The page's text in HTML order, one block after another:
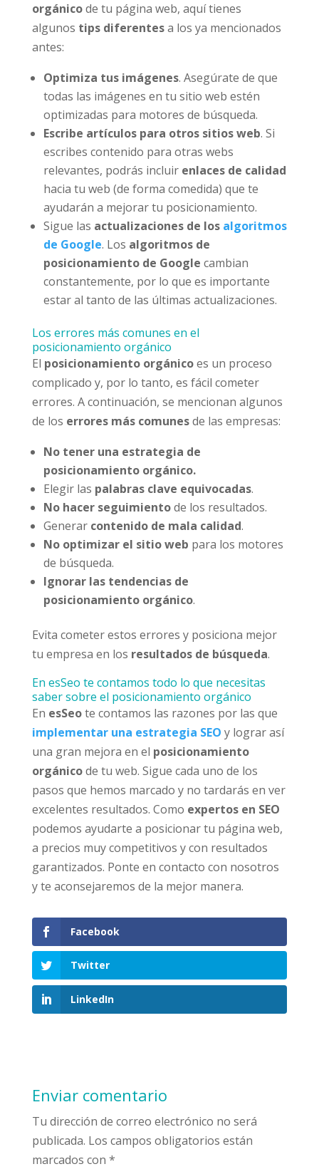
orgánicode tu página web, aquí tienes
algunos tips diferentesa los ya mencionados
antes:
Optimiza tus imágenes. Asegúrate de que
todas las imágenes en tu sitio web estén
optimizadas para motores de búsqueda.
Escribe artículos para otros sitios web. Si
escribes contenido para otras webs
relevantes, podrás incluir enlaces de calidad
hacia tu web (de forma comedida) que te
ayudarán a mejorar tu posicionamiento.
Sigue las actualizaciones de los algoritmos
de Google. Los algoritmos de
posicionamiento de Google cambian
constantemente, por lo que es importante
estar al tanto de las últimas actualizaciones.
Los errores más comunes en el
posicionamiento orgánico
El posicionamiento orgánicoes un proceso
complicado y, por lo tanto, es fácil cometer
errores. A continuación, se mencionan algunos
de los errores más comunesde las empresas:
No tener una estrategia de
posicionamiento orgánico.
Elegir las palabras clave equivocadas.
No hacer seguimientode los resultados.
Generar contenido de mala calidad.
No optimizar el sitio web para los motores
de búsqueda.
Ignorar las tendencias de
posicionamiento orgánico.
Evita cometer estos errores y posiciona mejor
tu empresa en los resultados de búsqueda.
En esSeo te contamos todo lo que necesitas
saber sobre el posicionamiento orgánico
En esSeote contamos las razones por las que
implementar una estrategia SEO y lograr así
una gran mejora en el posicionamiento
orgánicode tu web. Sigue cada uno de los
pasos que hemos marcado y no tardarás en ver
excelentes resultados. Como expertos en SEO
podemos ayudarte a posicionar tu página web,
a precios muy competitivos y con resultados
garantizados. Ponte en contacto con nosotros
y te aconsejaremos de la mejor manera.
Facebook
Twitter
LinkedIn
Enviar comentario
Tu dirección de correo electrónico no será
publicada. Los campos obligatorios están
marcados con *